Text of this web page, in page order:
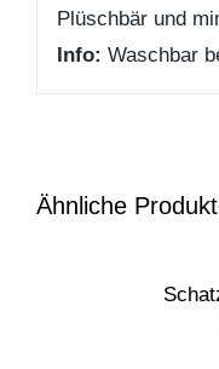
Plüschbär und
Info: Waschbar
Ähnliche